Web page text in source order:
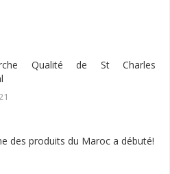
Qualité de St Charles
des produits du Maroc a débuté!